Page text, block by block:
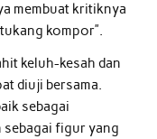
membuat kritiknya
kompor”.
keluh-kesah dan
diuji bersama.
sebagai
sebagai figur yang